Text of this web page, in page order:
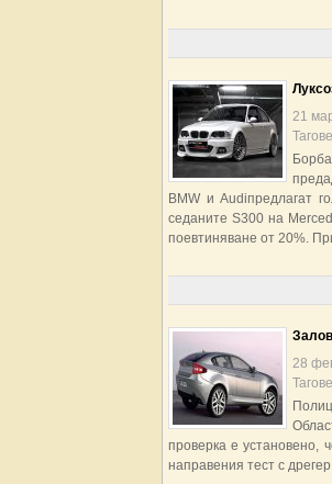
21
BMW и Audiпредлагат
седаните S300 на
поевтиняване от 20%.
28
проверка е установено,
направения тест с